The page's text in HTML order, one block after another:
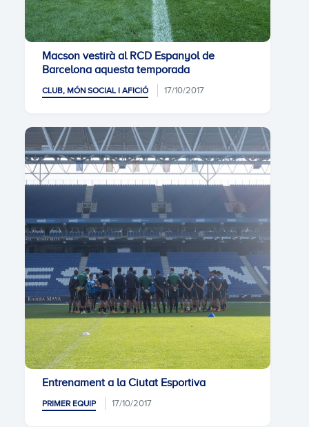
Macson vestirà al RCD Espanyol de
Barcelona aquesta temporada
CLUB, MÓN SOCIAL I AFICIÓ 17/10/2017
Entrenament a la Ciutat Esportiva
PRIMER EQUIP 17/10/2017